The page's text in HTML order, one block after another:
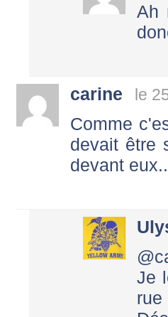
Ah
carine le
Comme
devait être
devant
Je
rue